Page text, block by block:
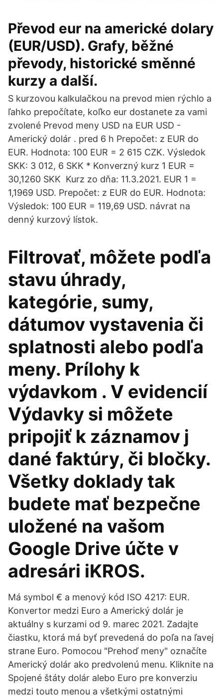
Převod eur na americké dolary
(EUR/USD). Grafy, běžné
převody, historické směnné
kurzy a další.
S kurzovou kalkulačkou na prevod mien rýchlo a
ľahko prepočítate, koľko eur dostanete za vami
zvolené Prevod meny USD na EUR USD -
Americký dolár . pred 6 h Prepočet: z EUR do
EUR. Hodnota: 100 EUR = 2 615 CZK. Výsledok
SKK: 3 012, 6 SKK * Konverzný kurz 1 EUR =
30,1260 SKK Kurz zo dňa: 11.3.2021. EUR 1 =
1,1969 USD. Prepočet: z EUR do EUR. Hodnota:
Výsledok: 100 EUR = 119,69 USD. návrat na
denný kurzový lístok.
Filtrovať, môžete podľa
stavu úhrady,
kategórie, sumy,
dátumov vystavenia či
splatnosti alebo podľa
meny. Prílohy k
výdavkom . V evidencií
Výdavky si môžete
pripojiť k záznamov j
dané faktúry, či bločky.
Všetky doklady tak
budete mať bezpečne
uložené na vašom
Google Drive účte v
adresári iKROS.
Má symbol € a menový kód ISO 4217: EUR.
Konvertor medzi Euro a Americký dolár je
aktuálny s kurzami od 9. marec 2021. Zadajte
čiastku, ktorá má byť prevedená do poľa na ľavej
strane Euro. Pomocou "Prehoď meny" označíte
Americký dolár ako predvolenú menu. Kliknite na
Spojené štáty dolár alebo Euro pre konverziu
medzi touto menou a všetkými ostatnými